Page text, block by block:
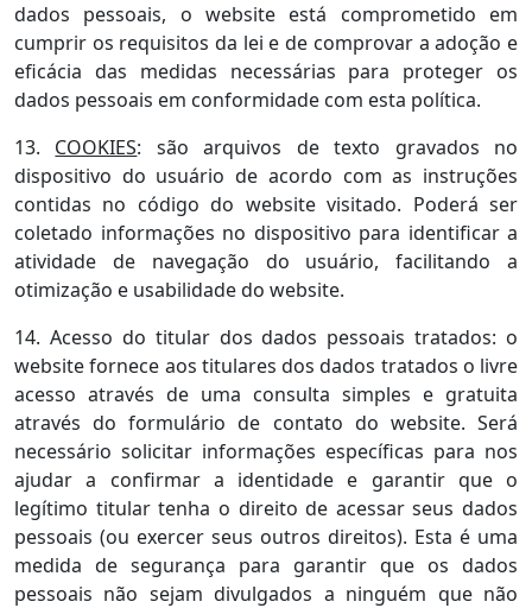
dados pessoais, o website está comprometido em
cumprir os requisitos da lei e de comprovar a adoção e
eficácia das medidas necessárias para proteger os
dados pessoais em conformidade com esta política.
13. COOKIES: são arquivos de texto gravados no
dispositivo do usuário de acordo com as instruções
contidas no código do website visitado. Poderá ser
coletado informações no dispositivo para identificar a
atividade de navegação do usuário, facilitando a
otimização e usabilidade do website.
14. Acesso do titular dos dados pessoais tratados: o
website fornece aos titulares dos dados tratados o livre
acesso através de uma consulta simples e gratuita
através do formulário de contato do website. Será
necessário solicitar informações específicas para nos
ajudar a confirmar a identidade e garantir que o
legítimo titular tenha o direito de acessar seus dados
pessoais (ou exercer seus outros direitos). Esta é uma
medida de segurança para garantir que os dados
pessoais não sejam divulgados a ninguém que não